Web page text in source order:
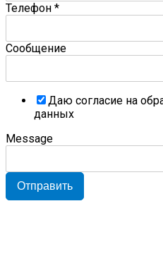
Телефон *
Сообщение
Даю согласие на
данных
Message
Отправить